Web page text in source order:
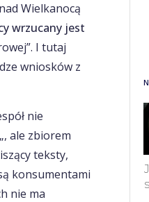
Wielkanocą
wrzucany jest
I tutaj
wniosków z
nie
„, ale zbiorem
teksty,
konsumentami
nie ma